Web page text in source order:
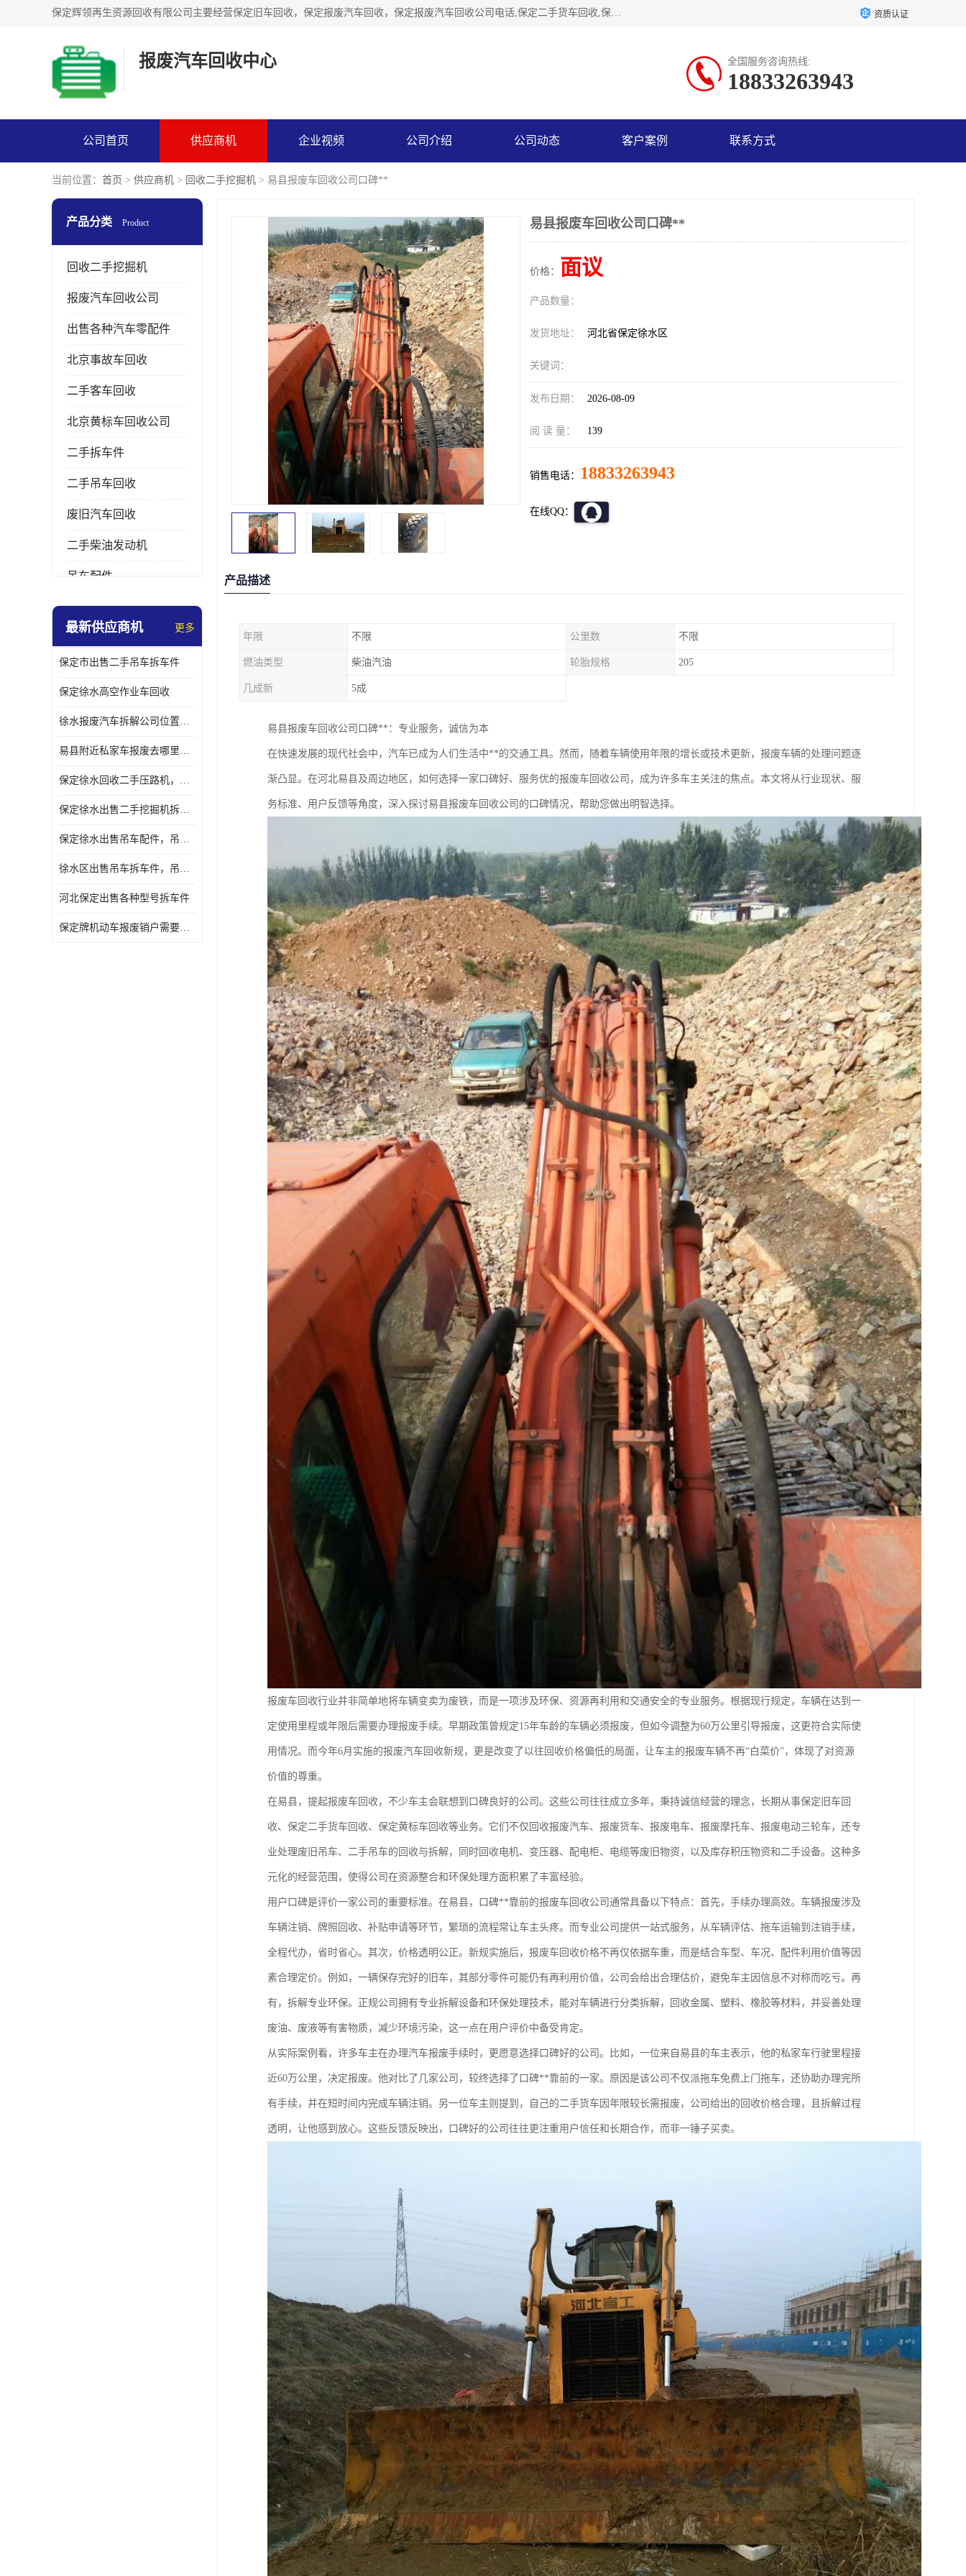
保定辉领再生资源回收有限公司主要经营保定旧车回收，保定报废汽车回收，保定报废汽车回收公司电话,保定二手货车回收,保定黄标车回收, 保定黄标车回收，保定哪里收报废车，保定废旧汽车回收，保定汽车报废手续办理，保定汽车解体厂。将通过采取区域限行促进淘汰、经济补助激励新、加大上路*法处罚、加强达标排放监管等综合措施，对老旧机动车逐步实行末位淘汰，加快老旧机动车淘汰新 资质认证
报废汽车回收中心 全国服务咨询热线:
18833263943
公司首页 供应商机 企业视频 公司介绍 公司动态 客户案例 联系方式
当前位置： 首页 > 供应商机 > 回收二手挖掘机 > 易县报废车回收公司口碑**
产品分类 Product
回收二手挖掘机
报废汽车回收公司
出售各种汽车零配件
北京事故车回收
二手客车回收
北京黄标车回收公司
二手拆车件
二手吊车回收
废旧汽车回收
二手柴油发动机
吊车配件
挖掘机拆车件
最新供应商机 更多
保定市出售二手吊车拆车件
保定徐水高空作业车回收
徐水报废汽车拆解公司位置，出售二手拆车件发动机
易县附近私家车报废去哪里，咨询车辆销户流程电话
保定徐水回收二手压路机，压路机拆解市场在哪
保定徐水出售二手挖掘机拆车件，挖掘机配件，液压件出售
保定徐水出售吊车配件，吊车拆车件出售
徐水区出售吊车拆车件，吊车液压件，吊车发动机变速箱出售
河北保定出售各种型号拆车件
保定牌机动车报废销户需要带哪些手续，流程咨询
易县报废车回收公司口碑**
价格： 面议
产品数量：
发货地址： 河北省保定徐水区
关键词：
发布日期： 2026-08-09
阅 读 量： 139
销售电话： 18833263943
在线QQ：
产品描述
年限 不限 公里数 不限
燃油类型 柴油汽油 轮胎规格 205
几成新 5成
易县报废车回收公司口碑**：专业服务，诚信为本
在快速发展的现代社会中，汽车已成为人们生活中**的交通工具。然而，随着车辆使用年限的增长或技术更新，报废车辆的处理问题逐
渐凸显。在河北易县及周边地区，如何选择一家口碑好、服务优的报废车回收公司，成为许多车主关注的焦点。本文将从行业现状、服
务标准、用户反馈等角度，深入探讨易县报废车回收公司的口碑情况，帮助您做出明智选择。
报废车回收行业并非简单地将车辆变卖为废铁，而是一项涉及环保、资源再利用和交通安全的专业服务。根据现行规定，车辆在达到一
定使用里程或年限后需要办理报废手续。早期政策曾规定15年车龄的车辆必须报废，但如今调整为60万公里引导报废，这更符合实际使
用情况。而今年6月实施的报废汽车回收新规，更是改变了以往回收价格偏低的局面，让车主的报废车辆不再“白菜价”，体现了对资源
价值的尊重。
在易县，提起报废车回收，不少车主会联想到口碑良好的公司。这些公司往往成立多年，秉持诚信经营的理念，长期从事保定旧车回
收、保定二手货车回收、保定黄标车回收等业务。它们不仅回收报废汽车、报废货车、报废电车、报废摩托车、报废电动三轮车，还专
业处理废旧吊车、二手吊车的回收与拆解，同时回收电机、变压器、配电柜、电缆等废旧物资，以及库存积压物资和二手设备。这种多
元化的经营范围，使得公司在资源整合和环保处理方面积累了丰富经验。
用户口碑是评价一家公司的重要标准。在易县，口碑**靠前的报废车回收公司通常具备以下特点：首先，手续办理高效。车辆报废涉及
车辆注销、牌照回收、补贴申请等环节，繁琐的流程常让车主头疼。而专业公司提供一站式服务，从车辆评估、拖车运输到注销手续，
全程代办，省时省心。其次，价格透明公正。新规实施后，报废车回收价格不再仅依据车重，而是结合车型、车况、配件利用价值等因
素合理定价。例如，一辆保存完好的旧车，其部分零件可能仍有再利用价值，公司会给出合理估价，避免车主因信息不对称而吃亏。再
有，拆解专业环保。正规公司拥有专业拆解设备和环保处理技术，能对车辆进行分类拆解，回收金属、塑料、橡胶等材料，并妥善处理
废油、废液等有害物质，减少环境污染，这一点在用户评价中备受肯定。
从实际案例看，许多车主在办理汽车报废手续时，更愿意选择口碑好的公司。比如，一位来自易县的车主表示，他的私家车行驶里程接
近60万公里，决定报废。他对比了几家公司，较终选择了口碑**靠前的一家。原因是该公司不仅派拖车免费上门拖车，还协助办理完所
有手续，并在短时间内完成车辆注销。另一位车主则提到，自己的二手货车因年限较长需报废，公司给出的回收价格合理，且拆解过程
透明，让他感到放心。这些反馈反映出，口碑好的公司往往更注重用户信任和长期合作，而非一锤子买卖。